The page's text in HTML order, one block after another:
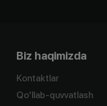
Biz haqimizda
Kontaktlar
Qo'llab-quvvatlash